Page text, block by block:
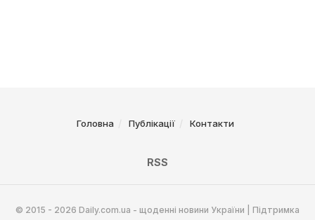
Головна Публікації Контакти
RSS
© 2015 - 2026 Daily.com.ua - щоденні новини України | Підтримка